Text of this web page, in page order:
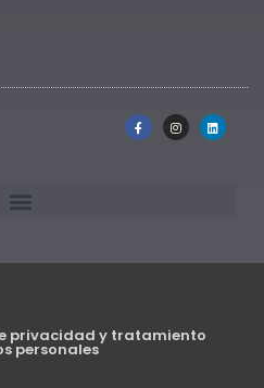
privacidad y tratamiento
personales